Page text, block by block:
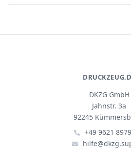
DKZG GmbH
Jahnstr. 3a
92245
+49 9621